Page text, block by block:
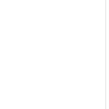
장동혁 "李대통령 재판 재개
日, 아키타에 일본 최대 규모
[종합] 李대통령 "취약계층